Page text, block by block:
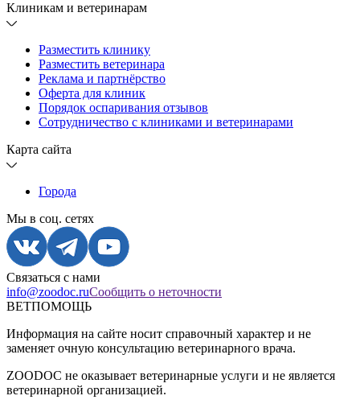
Клиникам и ветеринарам
Разместить клинику
Разместить ветеринара
Реклама и партнёрство
Оферта для клиник
Порядок оспаривания отзывов
Сотрудничество с клиниками и ветеринарами
Карта сайта
Города
Мы в соц. сетях
Связаться с нами
info@zoodoc.ruСообщить о неточности
ВЕТПОМОЩЬ
Информация на сайте носит справочный характер и не
заменяет очную консультацию ветеринарного врача.
ZOODOC не оказывает ветеринарные услуги и не является
ветеринарной организацией.